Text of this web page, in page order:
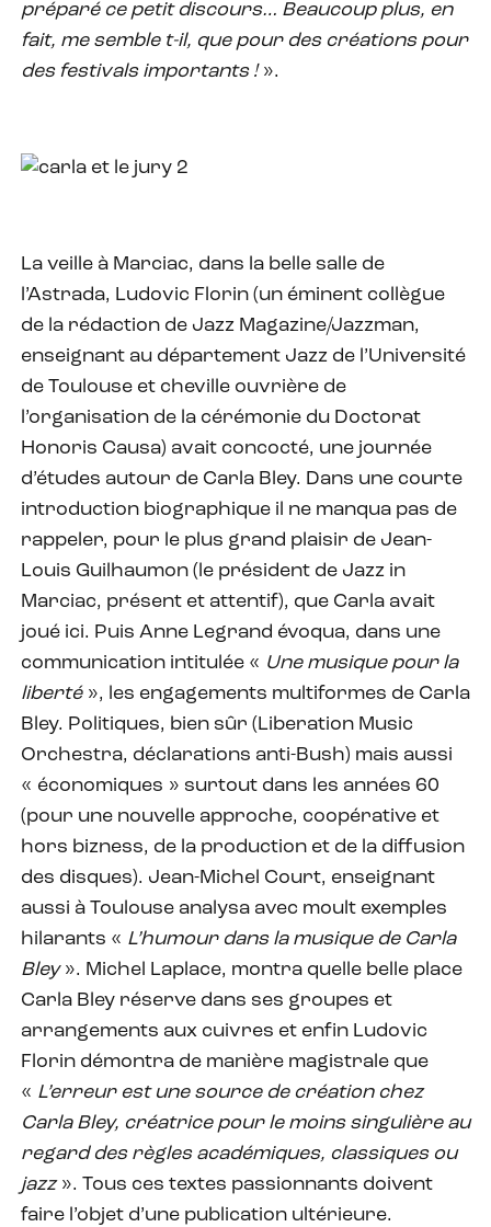
préparé ce petit discours… Beaucoup plus, en
fait, me semble t-il, que pour des créations pour
des festivals importants ! ».
La veille à Marciac, dans la belle salle de
l’Astrada, Ludovic Florin (un éminent collègue
de la rédaction de Jazz Magazine/Jazzman,
enseignant au département Jazz de l’Université
de Toulouse et cheville ouvrière de
l’organisation de la cérémonie du Doctorat
Honoris Causa) avait concocté, une journée
d’études autour de Carla Bley. Dans une courte
introduction biographique il ne manqua pas de
rappeler, pour le plus grand plaisir de Jean-
Louis Guilhaumon (le président de Jazz in
Marciac, présent et attentif), que Carla avait
joué ici. Puis Anne Legrand évoqua, dans une
communication intitulée « Une musique pour la
liberté », les engagements multiformes de Carla
Bley. Politiques, bien sûr (Liberation Music
Orchestra, déclarations anti-Bush) mais aussi
« économiques » surtout dans les années 60
(pour une nouvelle approche, coopérative et
hors bizness, de la production et de la diffusion
des disques). Jean-Michel Court, enseignant
aussi à Toulouse analysa avec moult exemples
hilarants « L’humour dans la musique de Carla
Bley ». Michel Laplace, montra quelle belle place
Carla Bley réserve dans ses groupes et
arrangements aux cuivres et enfin Ludovic
Florin démontra de manière magistrale que
« L’erreur est une source de création chez
Carla Bley, créatrice pour le moins singulière au
regard des règles académiques, classiques ou
jazz». Tous ces textes passionnants doivent
faire l’objet d’une publication ultérieure.